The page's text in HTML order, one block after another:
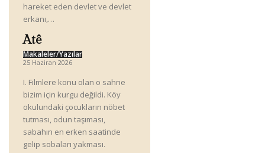
hareket eden devlet ve devlet
erkanı,…
Atê
Makaleler/Yazılar
25 Haziran 2026
I. Filmlere konu olan o sahne
bizim için kurgu değildi. Köy
okulundaki çocukların nöbet
tutması, odun taşıması,
sabahın en erken saatinde
gelip sobaları yakması.